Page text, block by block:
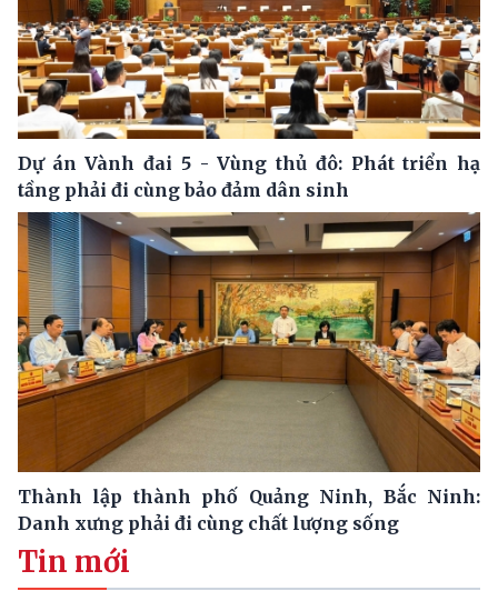
Dự án Vành đai 5 - Vùng thủ đô: Phát triển hạ
tầng phải đi cùng bảo đảm dân sinh
Thành lập thành phố Quảng Ninh, Bắc Ninh:
Danh xưng phải đi cùng chất lượng sống
Tin mới